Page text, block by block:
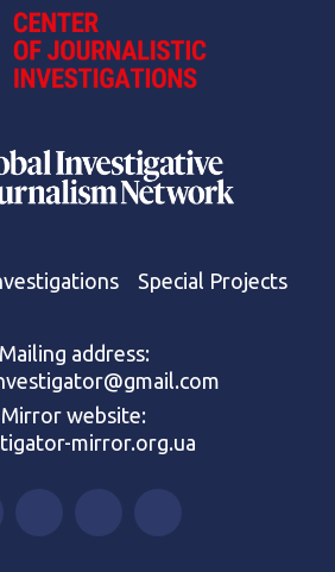
Special Projects
Mailing address:
Mirror website:
mirror.org.ua